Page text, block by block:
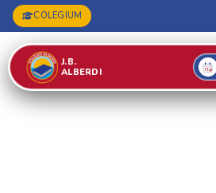
COLEGIUM
J.B.
ALBERDI